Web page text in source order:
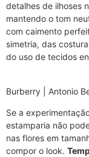
detalhes de ilhoses
mantendo o tom
com caimento
simetria, das
do uso de tecidos
Burberry | Antonio
Se a
estamparia não
nas flores em
compor o look.